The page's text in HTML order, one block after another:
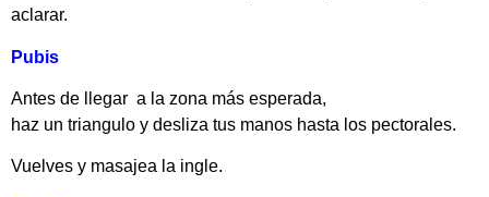
aclarar.
Pubis
Antes de llegar a la zona más esperada,
haz un triangulo y desliza tus manos hasta los pectorales.
Vuelves y masajea la ingle.